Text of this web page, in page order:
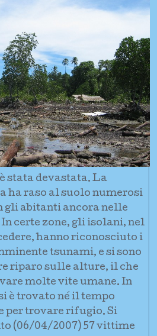
stata devastata. La
ha raso al suolo numerosi
gli abitanti ancora nelle
certe zone, gli isolani, nel
hanno riconosciuto i
tsunami, e si sono
riparo sulle alture, il che
molte vite umane. In
è trovato né il tempo
per trovare rifugio. Si
(06/04/2007) 57 vittime